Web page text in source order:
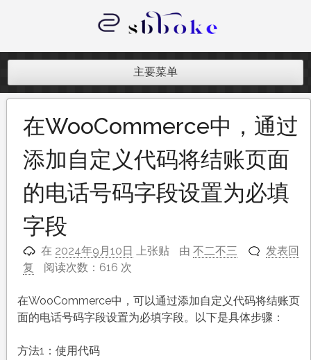
内
记录跨境电商独立站开发遇到的点点
主要菜单
在WooCommerce中，通过
添加自定义代码将结账页面
的电话号码字段设置为必填
字段
在 2024年9月10日 上张贴 由 不二不三
发表回
复
阅读次数：616 次
在WooCommerce中，可以通过添加自定义代码将结账页
面的电话号码字段设置为必填字段。以下是具体步骤：
方法1：使用代码